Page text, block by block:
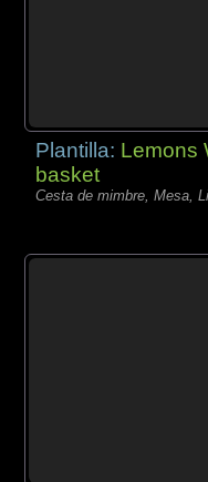
Plantilla: Lemons
basket
Cesta de mimbre, Mesa,